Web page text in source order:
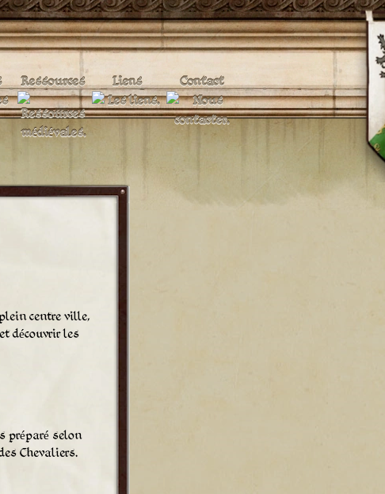
centre ville,
découvrir les
préparé selon
Chevaliers.
Contact
Liens
Ressources